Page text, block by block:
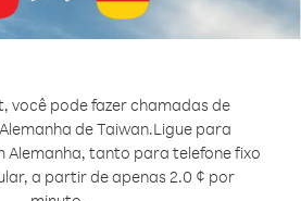
você pode fazer chamadas de
de Taiwan.Ligue para
Alemanha, tanto para telefone fixo
a partir de apenas 2.0 ¢ por